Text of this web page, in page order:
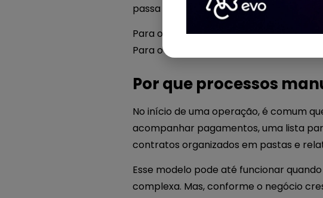
passa a atuar de forma mais estratégica.
Para o gestor, isso significa ter mais
Para o aluno, significa viver uma
Por que processos
No início de uma operação, é comum
acompanhar pagamentos, uma lista
contratos organizados em pastas e
Esse modelo pode até funcionar
complexa. Mas, conforme o negócio